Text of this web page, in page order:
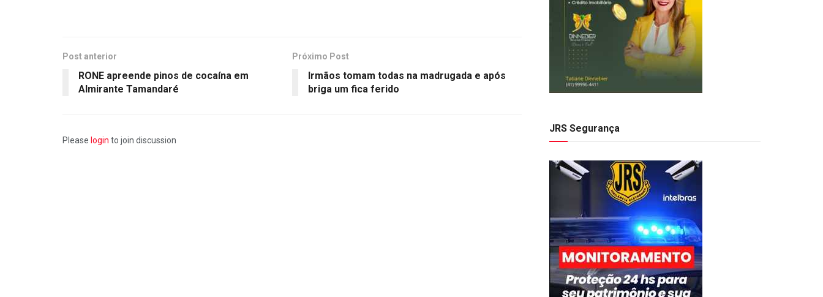
Post anterior
RONE apreende pinos de cocaína em
Almirante Tamandaré
Próximo Post
Irmãos tomam todas na madrugada e após
briga um fica ferido
Please login to join discussion
JRS Segurança